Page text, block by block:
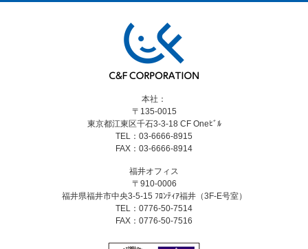
本社：
〒135-0015
東京都江東区千石3-3-18CF Oneﾋﾞﾙ
TEL：03-6666-8915
FAX：03-6666-8914
福井オフィス
〒910-0006
福井県福井市中央3-5-15 ﾌﾛﾝﾃｨｱ福井（3F-E号室）
TEL：0776-50-7514
FAX：0776-50-7516